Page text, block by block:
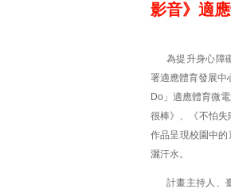
影音》適
為提升身心障
署適應體育發展中
Do」適應體育微
很棒》、《不怕失
作品呈現校園中
灑汗水。
計畫主持人、